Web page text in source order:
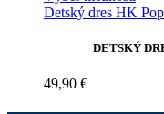
Detský dres HK
DETSKÝ
49,90 €